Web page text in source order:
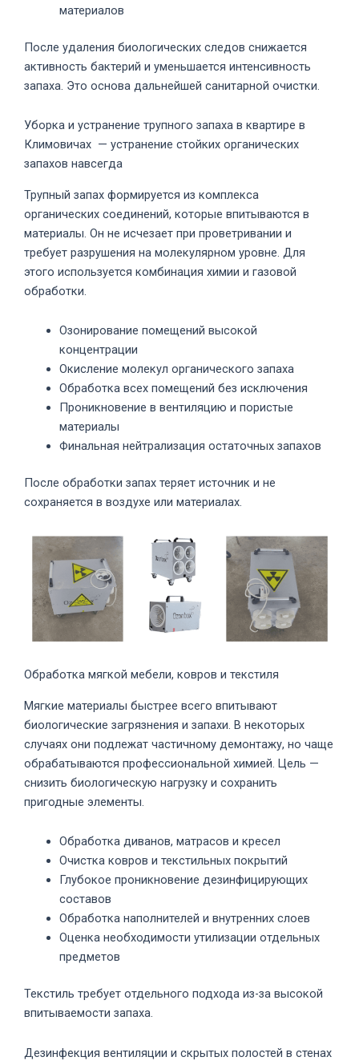
материалов
После удаления биологических следов снижается
активность бактерий и уменьшается интенсивность
запаха. Это основа дальнейшей санитарной очистки.
Уборка и устранение трупного запаха в квартире в
Климовичах — устранение стойких органических
запахов навсегда
Трупный запах формируется из комплекса
органических соединений, которые впитываются в
материалы. Он не исчезает при проветривании и
требует разрушения на молекулярном уровне. Для
этого используется комбинация химии и газовой
обработки.
Озонирование помещений высокой
концентрации
Окисление молекул органического запаха
Обработка всех помещений без исключения
Проникновение в вентиляцию и пористые
материалы
Финальная нейтрализация остаточных запахов
После обработки запах теряет источник и не
сохраняется в воздухе или материалах.
Обработка мягкой мебели, ковров и текстиля
Мягкие материалы быстрее всего впитывают
биологические загрязнения и запахи. В некоторых
случаях они подлежат частичному демонтажу, но чаще
обрабатываются профессиональной химией. Цель —
снизить биологическую нагрузку и сохранить
пригодные элементы.
Обработка диванов, матрасов и кресел
Очистка ковров и текстильных покрытий
Глубокое проникновение дезинфицирующих
составов
Обработка наполнителей и внутренних слоев
Оценка необходимости утилизации отдельных
предметов
Текстиль требует отдельного подхода из-за высокой
впитываемости запаха.
Дезинфекция вентиляции и скрытых полостей в стенах